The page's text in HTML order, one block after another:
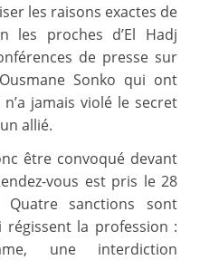
les raisons exactes de
les proches d’El Hadj
de presse sur
Sonko qui ont
jamais violé le secret
allié.
être convoqué devant
vous est pris le 28
Quatre sanctions sont
la profession :
une interdiction